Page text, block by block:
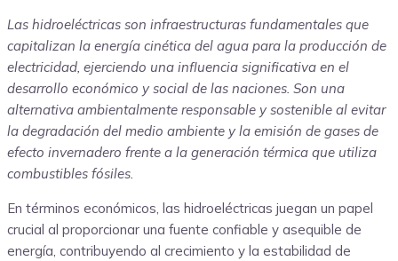
Las hidroeléctricas son infraestructuras fundamentales que
capitalizan la energía cinética del agua para la producción de
electricidad, ejerciendo una influencia significativa en el
desarrollo económico y social de las naciones. Son una
alternativa ambientalmente responsable y sostenible al evitar
la degradación del medio ambiente y la emisión de gases de
efecto invernadero frente a la generación térmica que utiliza
combustibles fósiles.
En términos económicos, las hidroeléctricas juegan un papel
crucial al proporcionar una fuente confiable y asequible de
energía, contribuyendo al crecimiento y la estabilidad de